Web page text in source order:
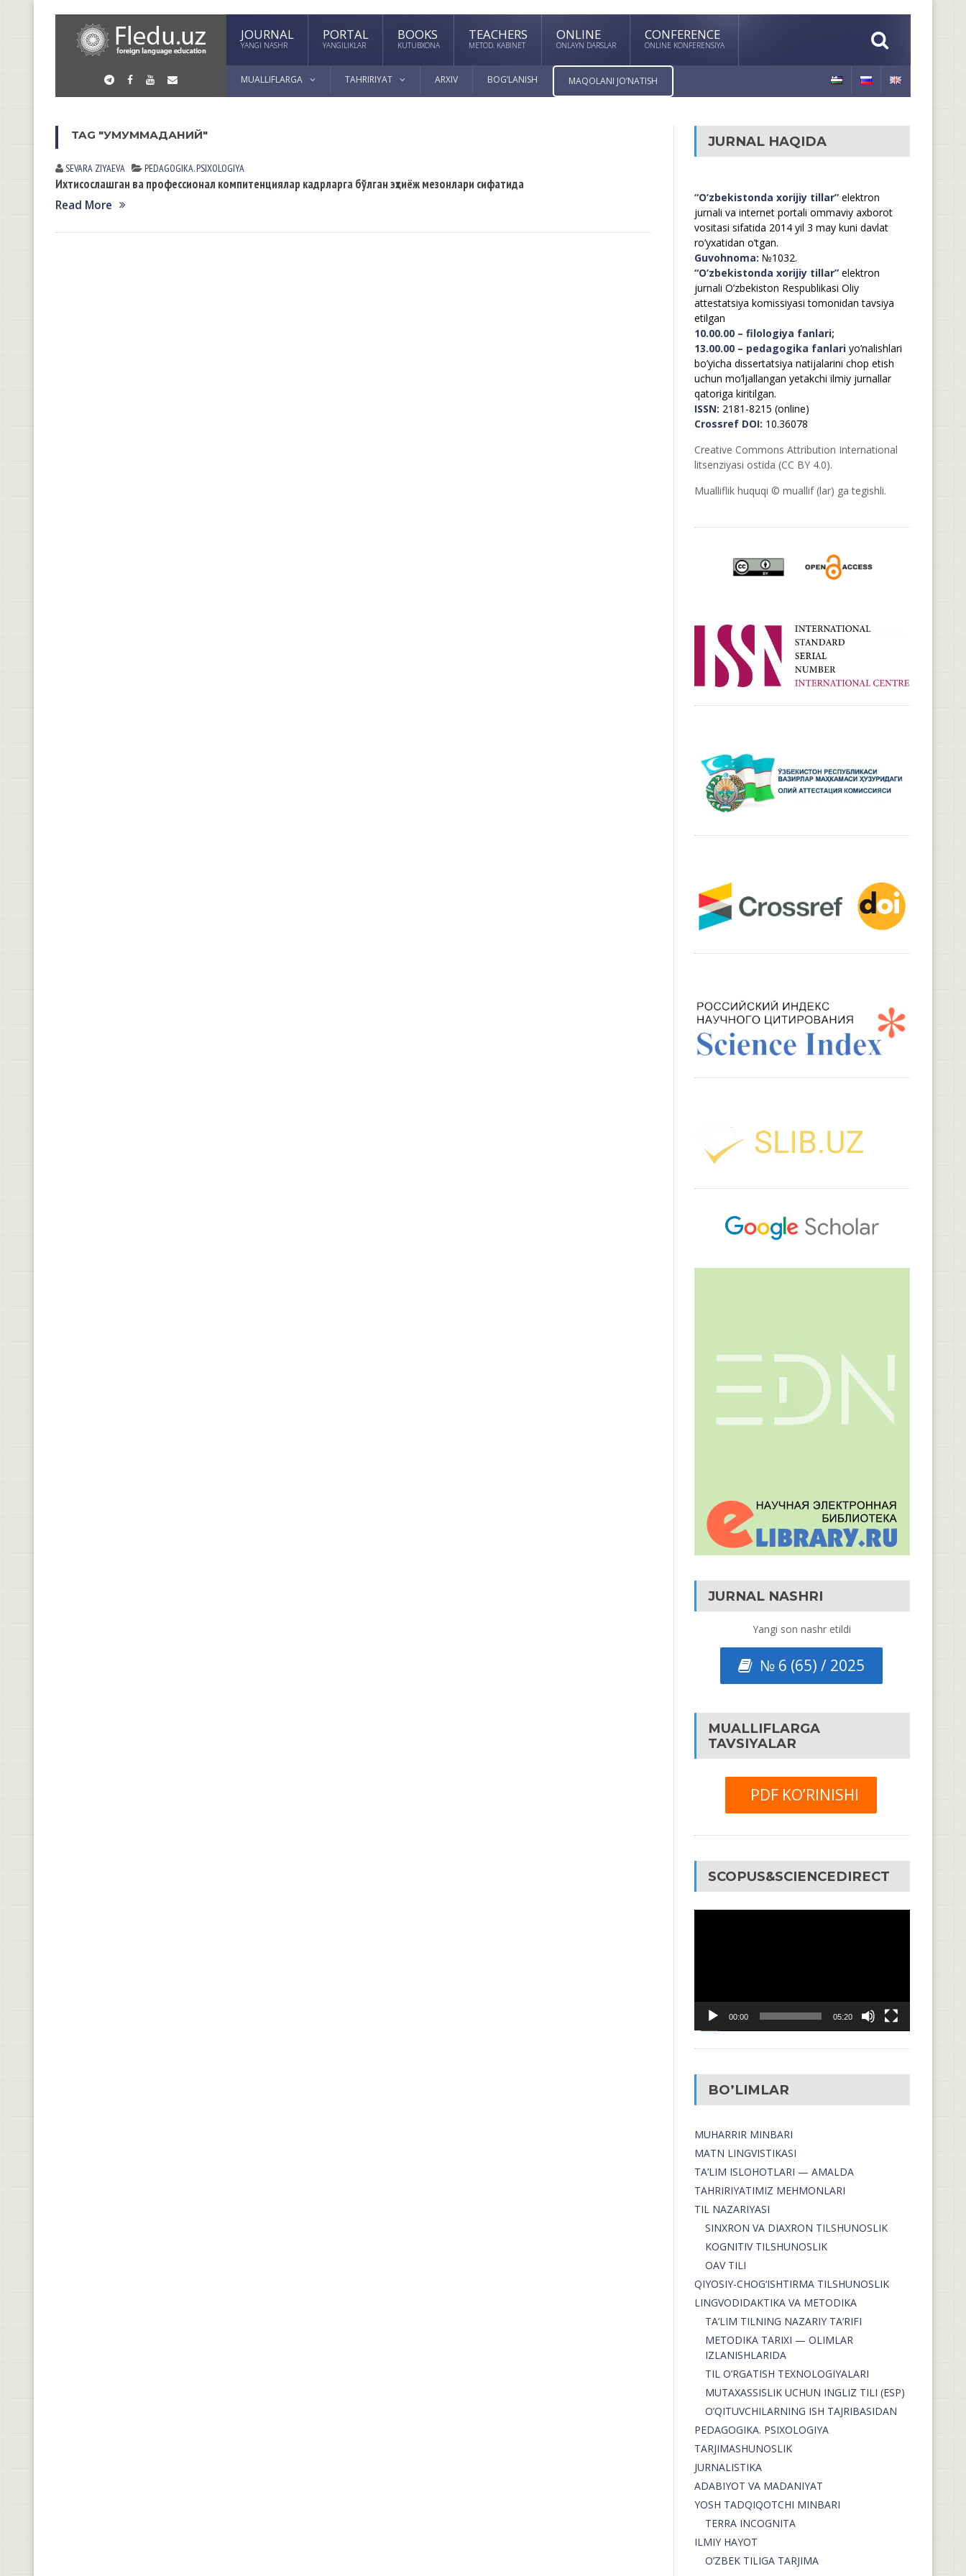
JOURNAL
YANGI NASHR
PORTAL
YANGILIKLAR
BOOKS
KUTUBXONA
TEACHERS
METOD. KABINET
ONLINE
ONLAYN DARSLAR
CONFERENCE
ONLINE KONFERENSIYA
MUALLIFLARGA TAHRIRIYAT ARXIV BOG’LANISH MAQOLANI JO’NATISH
TAG "УМУММАДАНИЙ"
SEVARA ZIYAEVА PEDАGOGIKА. PSIXOLOGIYA
Ихтисослашган ва профессионал компитенциялар кадрларга бўлган эҳтиёж мезонлари сифатида
Read More
JURNAL HAQIDA
“O’zbekistonda xorijiy tillar”elektron
jurnali va internet portali ommaviy axborot
vositasi sifatida 2014 yil 3 may kuni davlat
ro’yxatidan o’tgan.
Guvohnoma: №1032.
“O’zbekistonda xorijiy tillar”elektron
jurnali O’zbekiston Respublikasi Oliy
attestatsiya komissiyasi tomonidan tavsiya
etilgan
10.00.00 – filologiya fanlari;
13.00.00 – pedagogika fanlariyo’nalishlari
bo’yicha dissertatsiya natijalarini chop etish
uchun mo’ljallangan yetakchi ilmiy jurnallar
qatoriga kiritilgan.
ISSN: 2181-8215 (online)
Crossref DOI: 10.36078
Creative Commons Attribution International
litsenziyasi ostida (CC BY 4.0).
Mualliflik huquqi © muallif (lar) ga tegishli.
JURNAL NASHRI
Yangi son nashr etildi
№ 6 (65) / 2025
MUALLIFLARGA
TAVSIYALAR
PDF KO’RINISHI
SCOPUS&SCIENCEDIRECT
00:00 05:20
BO’LIMLAR
MUHARRIR MINBARI
MATN LINGVISTIKASI
TA’LIM ISLOHOTLARI — AMALDA
TAHRIRIYATIMIZ MEHMONLARI
TIL NAZARIYASI
SINXRON VA DIAXRON TILSHUNOSLIK
KOGNITIV TILSHUNOSLIK
OAV TILI
QIYOSIY-CHOG‘ISHTIRMA TILSHUNOSLIK
LINGVODIDAKTIKA VA METODIKA
TA’LIM TILNING NAZARIY TA’RIFI
METODIKA TARIXI — OLIMLAR
IZLANISHLARIDA
TIL O’RGATISH TEXNOLOGIYALARI
MUTAXASSISLIK UCHUN INGLIZ TILI (ESP)
O’QITUVCHILARNING ISH TAJRIBASIDAN
PEDAGOGIKA. PSIXOLOGIYA
TARJIMASHUNOSLIK
JURNALISTIKA
ADABIYOT VA MADANIYAT
YOSH TADQIQOTCHI MINBARI
TERRA INCOGNITA
ILMIY HAYOT
O’ZBEK TILIGA TARJIMA